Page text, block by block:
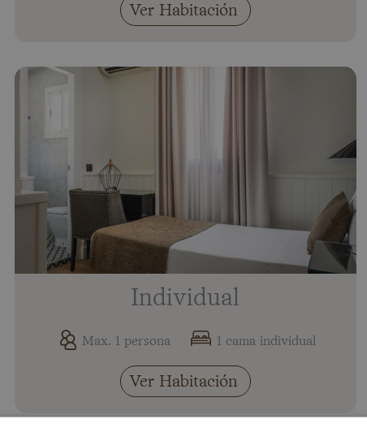
Ver Habitación
Individual
Max. 1 persona 1 cama individual
Ver Habitación